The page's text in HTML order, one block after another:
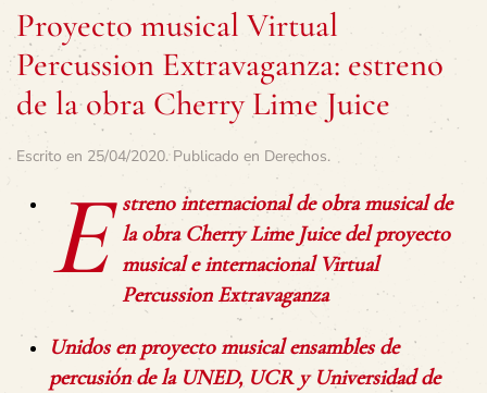
Proyecto musical Virtual
Percussion Extravaganza: estreno
de la obra Cherry Lime Juice
Escrito en 25/04/2020. Publicado en Derechos.
E streno internacional de obra musical de
la obra Cherry Lime Juice del proyecto
musical e internacional Virtual
Percussion Extravaganza
Unidos en proyecto musical ensambles de
percusión de la UNED, UCR y Universidad de